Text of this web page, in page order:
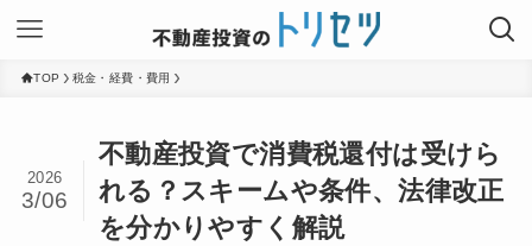
TOP 税金・経費・費用
不動産投資で消費税還付は受けら
れる？スキームや条件、法律改正
を分かりやすく解説
2026
3/06